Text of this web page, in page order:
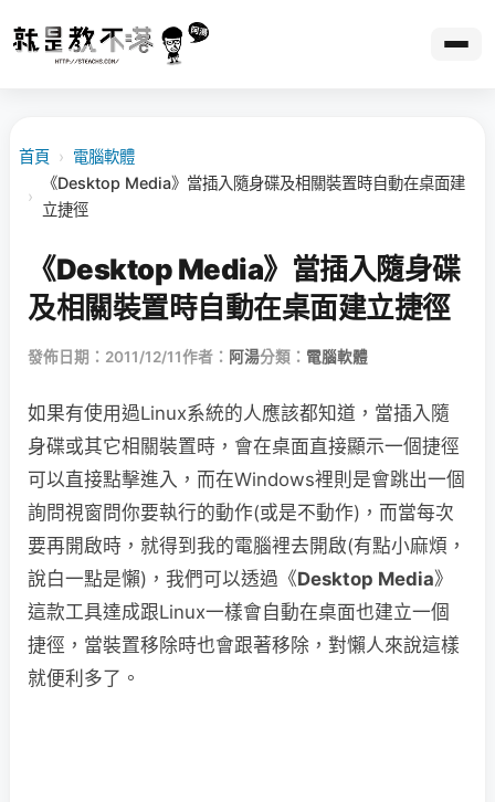
首頁 › 電腦軟體
›
《Desktop Media》當插入隨身碟及相關裝置時自動在桌面建
立捷徑
《Desktop Media》當插入隨身碟
及相關裝置時自動在桌面建立捷徑
發佈日期：2011/12/11作者： 阿湯分類： 電腦軟體
如果有使用過Linux系統的人應該都知道，當插入隨
身碟或其它相關裝置時，會在桌面直接顯示一個捷徑
可以直接點擊進入，而在Windows裡則是會跳出一個
詢問視窗問你要執行的動作(或是不動作)，而當每次
要再開啟時，就得到我的電腦裡去開啟(有點小麻煩，
說白一點是懶)，我們可以透過《Desktop Media》
這款工具達成跟Linux一樣會自動在桌面也建立一個
捷徑，當裝置移除時也會跟著移除，對懶人來說這樣
就便利多了。